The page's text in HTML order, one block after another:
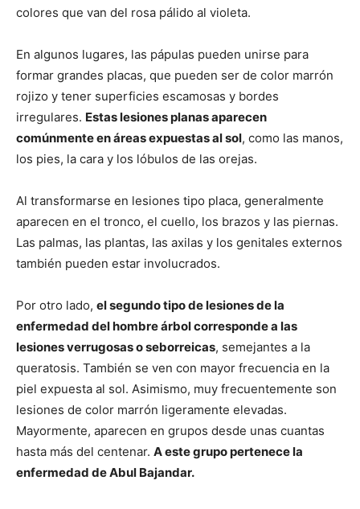
colores que van del rosa pálido al violeta.
En algunos lugares, las pápulas pueden unirse para
formar grandes placas, que pueden ser de color marrón
rojizo y tener superficies escamosas y bordes
irregulares. Estas lesiones planas aparecen
comúnmente en áreas expuestas al sol, como las manos,
los pies, la cara y los lóbulos de las orejas.
Al transformarse en lesiones tipo placa, generalmente
aparecen en el tronco, el cuello, los brazos y las piernas.
Las palmas, las plantas, las axilas y los genitales externos
también pueden estar involucrados.
Por otro lado, el segundo tipo de lesiones de la
enfermedad del hombre árbol corresponde a las
lesiones verrugosas o seborreicas, semejantes a la
queratosis. También se ven con mayor frecuencia en la
piel expuesta al sol. Asimismo, muy frecuentemente son
lesiones de color marrón ligeramente elevadas.
Mayormente, aparecen en grupos desde unas cuantas
hasta más del centenar. A este grupo pertenece la
enfermedad de Abul Bajandar.